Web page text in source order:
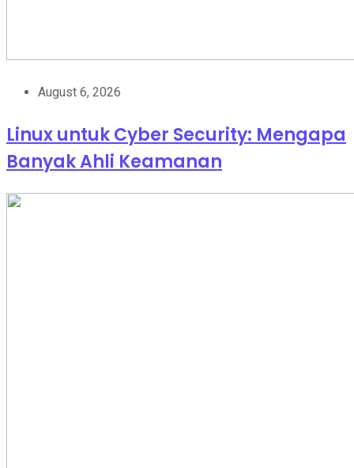
August 6, 2026
Linux untuk Cyber Security: Mengapa
Banyak Ahli Keamanan